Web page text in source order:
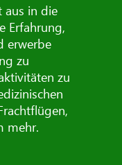
aus in die
Erfahrung,
erwerbe
zu
zu
mehr.